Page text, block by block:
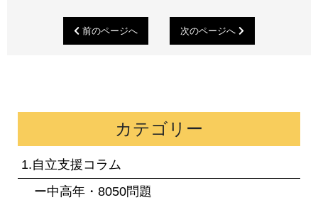
前のページへ 次のページへ
カテゴリー
1.自立支援コラム
ー中高年・8050問題